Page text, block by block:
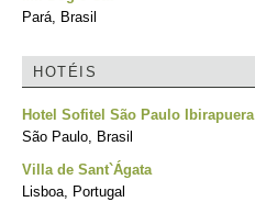
Pará, Brasil
HOTÉIS
Hotel Sofitel São Paulo Ibirapuera
São Paulo, Brasil
Villa de Sant`Ágata
Lisboa, Portugal